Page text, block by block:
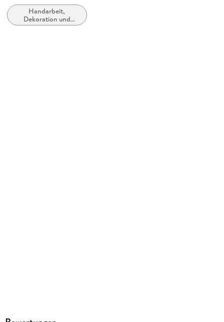
Artikelnr. Hersteller
302640
Handarbeit,
Dekoration und
Kunsthandwerk